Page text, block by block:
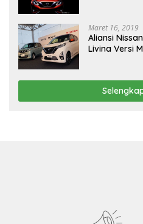
Maret 16, 2019
Aliansi
Livina Versi